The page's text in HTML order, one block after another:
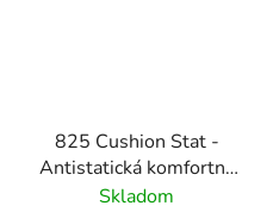
825 Cushion Stat -
Antistatická komfortná
rohož - sivá
Skladom